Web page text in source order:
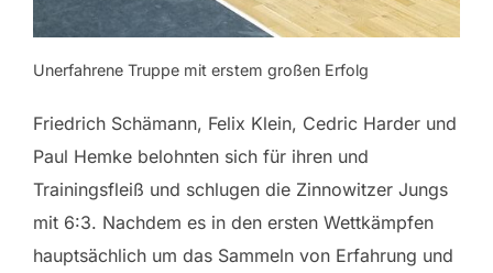
Unerfahrene Truppe mit erstem großen Erfolg
Friedrich Schämann, Felix Klein, Cedric Harder und
Paul Hemke belohnten sich für ihren und
Trainingsfleiß und schlugen die Zinnowitzer Jungs
mit 6:3. Nachdem es in den ersten Wettkämpfen
hauptsächlich um das Sammeln von Erfahrung und